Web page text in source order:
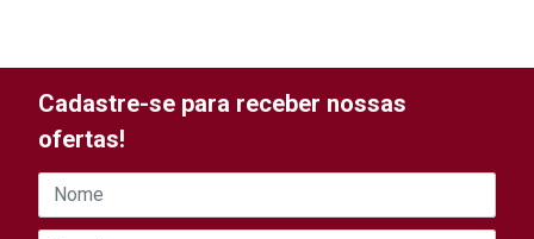
Cadastre-se para receber nossas
ofertas!